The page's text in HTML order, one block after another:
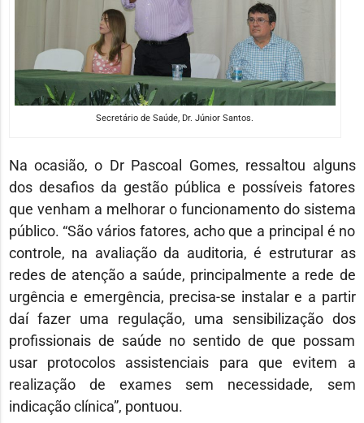
Secretário de Saúde, Dr. Júnior Santos.
Na ocasião, o Dr Pascoal Gomes, ressaltou alguns
dos desafios da gestão pública e possíveis fatores
que venham a melhorar o funcionamento do sistema
público. “São vários fatores, acho que a principal é no
controle, na avaliação da auditoria, é estruturar as
redes de atenção a saúde, principalmente a rede de
urgência e emergência, precisa-se instalar e a partir
daí fazer uma regulação, uma sensibilização dos
profissionais de saúde no sentido de que possam
usar protocolos assistenciais para que evitem a
realização de exames sem necessidade, sem
indicação clínica”, pontuou.